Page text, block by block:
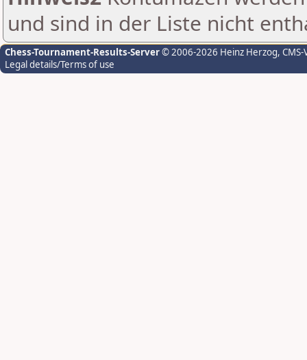
und sind in der Liste nicht
Chess-Tournament-Results-Server© 2006-2026 Heinz Herzog,
Legal details/Terms of use